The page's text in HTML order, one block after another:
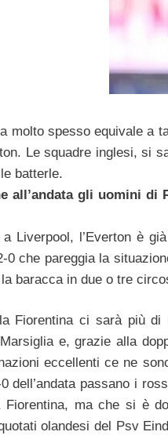
molto spesso equivale a
Le squadre inglesi, si
batterle.
all’andata gli uomini di
a Liverpool, l’Everton è
0 che pareggia la
baracca in due o tre
Fiorentina ci sarà più
e, grazie alla
eccellenti ce ne
dell’andata passano i
Fiorentina, ma che si è
olandesi del Psv